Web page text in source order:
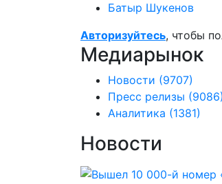
Батыр Шукенов
Авторизуйтесь, чтобы
Медиарынок
Новости (9707)
Пресс релизы (9086)
Аналитика (1381)
Новости